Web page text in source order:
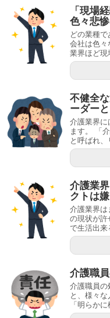
「現場
色々悲
どの業種
会社は色々
業界ほど現
不健全
ーダー
介護業界に
ます。 「
と呼ばれ
介護業
クトは
介護業界は
の現状が許
で生活出来
介護職
介護職員の
と、様々な
「明らか